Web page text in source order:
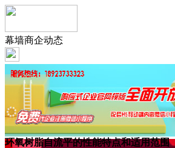
幕墙商企动态
环氧树脂自流平的性能特点和适用范围